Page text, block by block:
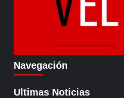
Navegación
Ultimas Noticias